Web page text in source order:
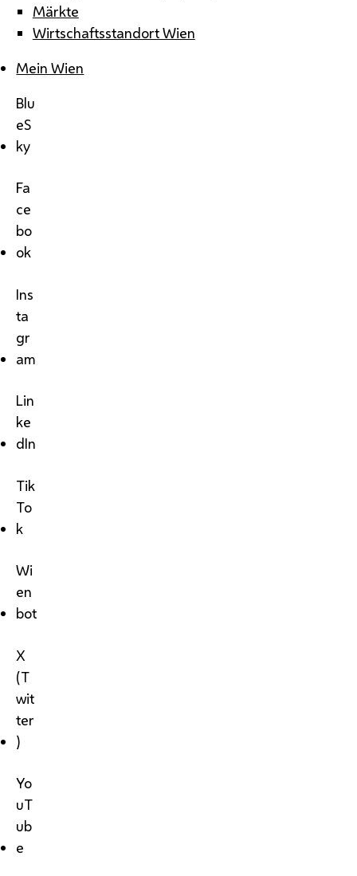
Märkte
Wirtschaftsstandort Wien
Mein Wien
Blu
eS
ky
Fa
ce
bo
ok
Ins
ta
gr
am
Lin
ke
dIn
Tik
To
k
Wi
en
bot
X
(T
wit
ter
)
Yo
uT
ub
e